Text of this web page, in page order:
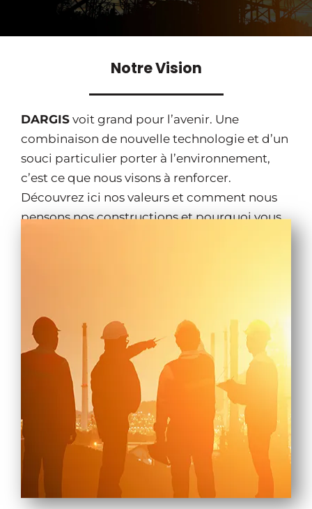
Notre Vision
DARGIS voit grand pour l’avenir. Une
combinaison de nouvelle technologie et d’un
souci particulier porter à l’environnement,
c’est ce que nous visons à renforcer.
Découvrez ici nos valeurs et comment nous
pensons nos constructions et pourquoi vous